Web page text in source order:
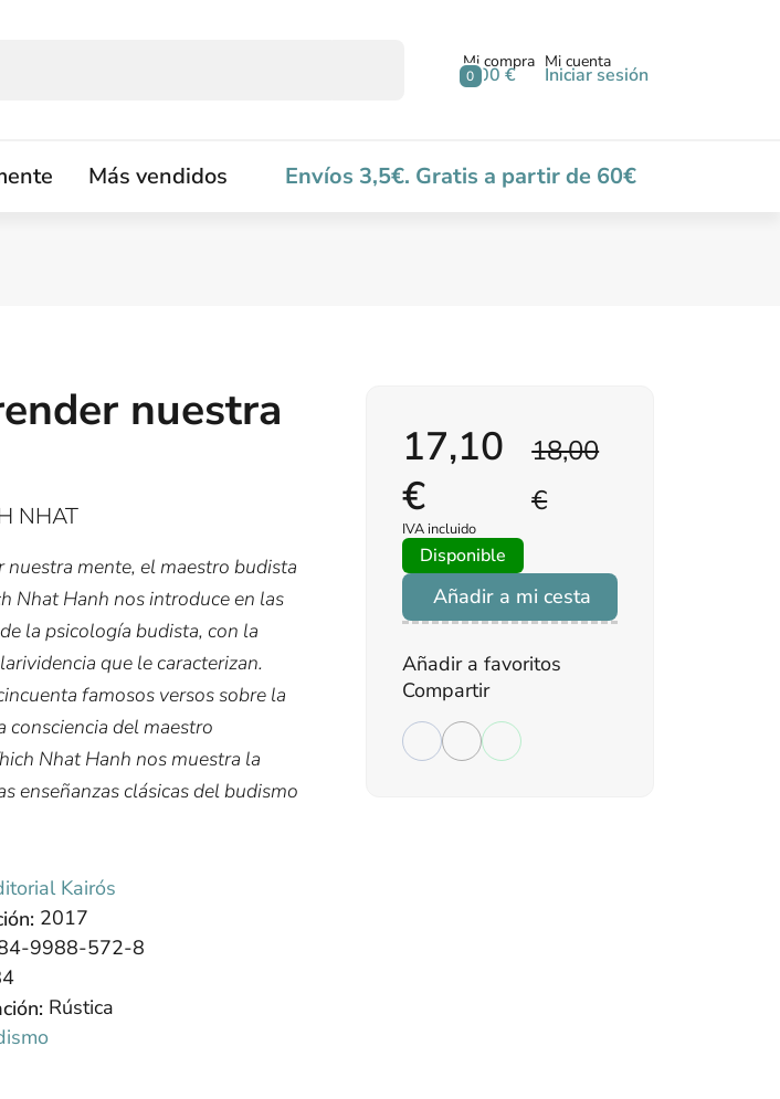
0
Mi compra
0,00 €
Mi cuenta
Iniciar sesión
Más vendidos Envíos 3,5€. Gratis a partir de 60€
nuestra
NHAT
nuestra mente, el maestro budista
Nhat Hanh nos introduce en las
la psicología budista, con la
que le caracterizan.
famosos versos sobre la
consciencia del maestro
Nhat Hanh nos muestra la
enseñanzas clásicas del budismo
Kairós
2017
9988-572-8
Rústica
18,00
€
17,10
€
IVA incluido
Disponible
Añadir a mi cesta
Añadir a favoritos
Compartir